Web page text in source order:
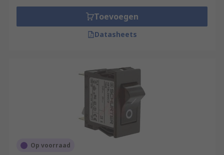
Toevoegen
Datasheets
Op voorraad